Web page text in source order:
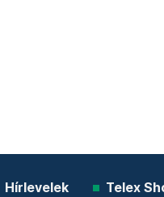
Hírlevelek Telex